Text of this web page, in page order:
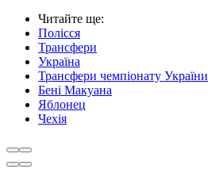
Читайте ще:
Полісся
Трансфери
Україна
Трансфери чемпіонату України
Бені Макуана
Яблонец
Чехія